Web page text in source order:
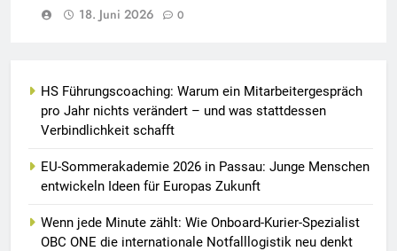
18. Juni 2026
0
HS Führungscoaching: Warum ein Mitarbeitergespräch
pro Jahr nichts verändert – und was stattdessen
Verbindlichkeit schafft
EU-Sommerakademie 2026 in Passau: Junge Menschen
entwickeln Ideen für Europas Zukunft
Wenn jede Minute zählt: Wie Onboard-Kurier-Spezialist
OBC ONE die internationale Notfalllogistik neu denkt